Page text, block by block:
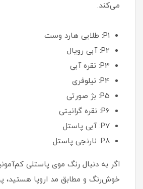
می‌کند.
P1: طلایی هارد وست
P2: آبی رویال
P3: نقره آبی
P4: نیلوفری
P5: بژ صورتی
P6: نقره گرانیتی
P7: آبی پاستل
P8: نارنجی پاستل
اگر به دنبال رنگ موی پاستلی
خوش‌رنگ و مطابق مد اروپا هستید،